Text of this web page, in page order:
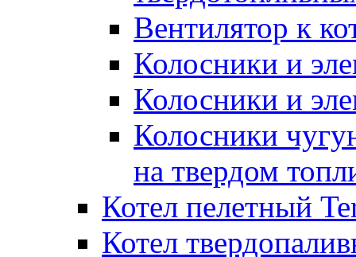
Вентилятор к
Колосники и
Колосники и
Колосники
на твердом
Котел пелетный
Котел